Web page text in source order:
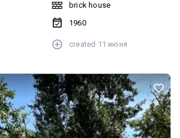
Індивідуальне газове
brick house
1960
created 11 июня